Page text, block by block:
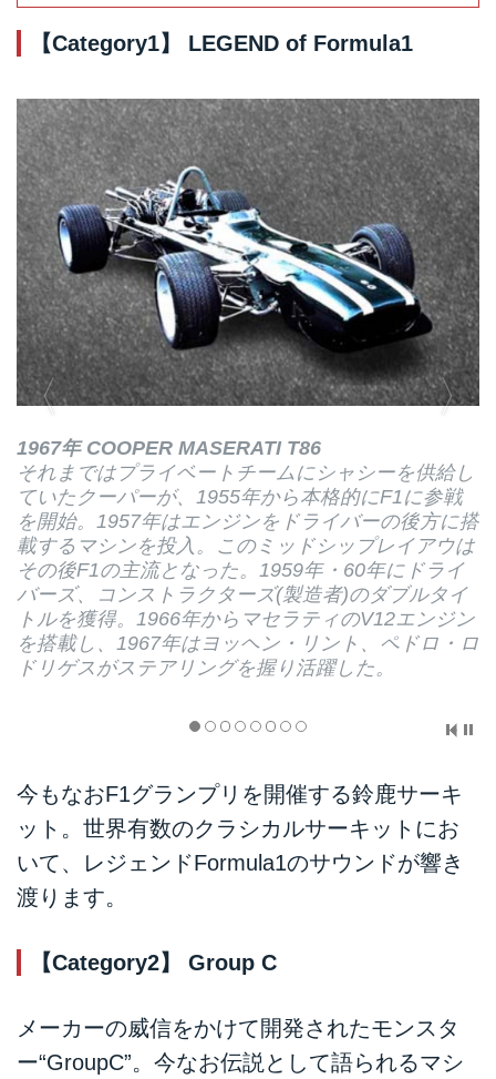
【Category1】 LEGEND of Formula1
1967年 COOPER MASERATI T86
それまではプライベートチームにシャシーを供給し
ていたクーパーが、1955年から本格的にF1に参戦
を開始。1957年はエンジンをドライバーの後方に搭
載するマシンを投入。このミッドシップレイアウは
その後F1の主流となった。1959年・60年にドライ
バーズ、コンストラクターズ(製造者)のダブルタイ
トルを獲得。1966年からマセラティのV12エンジン
を搭載し、1967年はヨッヘン・リント、ペドロ・ロ
ドリゲスがステアリングを握り活躍した。
今もなおF1グランプリを開催する鈴鹿サーキ
ット。世界有数のクラシカルサーキットにお
いて、レジェンドFormula1のサウンドが響き
渡ります。
【Category2】 Group C
メーカーの威信をかけて開発されたモンスタ
ー“GroupC”。今なお伝説として語られるマシ